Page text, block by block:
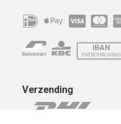
IBAN
OVERCHRIJVING
Verzending